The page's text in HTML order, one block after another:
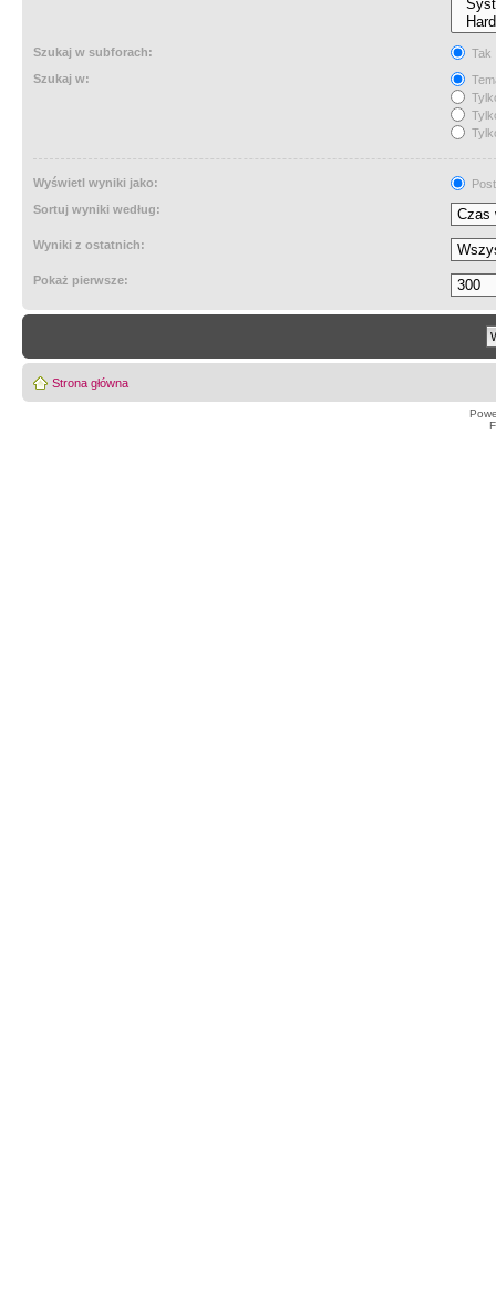
Szukaj w subforach:
Tak
Szukaj w:
Wyświetl wyniki jako:
Sortuj wyniki według:
Wyniki z ostatnich:
Pokaż pierwsze:
Strona główna